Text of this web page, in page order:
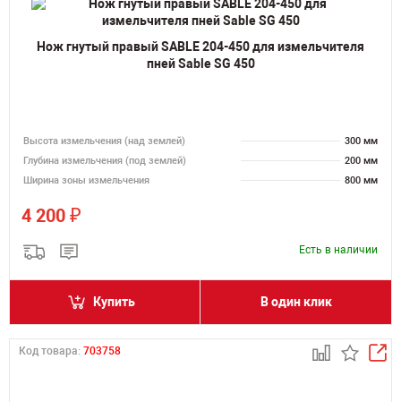
Нож гнутый правый SABLE 204-450 для измельчителя
пней Sable SG 450
Высота измельчения (над землей)
300 мм
Глубина измельчения (под землей)
200 мм
Ширина зоны измельчения
800 мм
4 200 ₽
Есть в наличии
Купить В один клик
Код товара: 703758